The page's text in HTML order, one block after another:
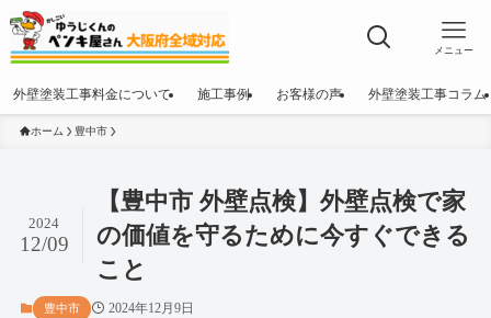
メニュー
外壁塗装工事料金について 施工事例 お客様の声 外壁塗装工事コラム
ホーム 豊中市
【豊中市 外壁点検】外壁点検で家
の価値を守るために今すぐできる
こと
2024
12/09
豊中市 2024年12月9日